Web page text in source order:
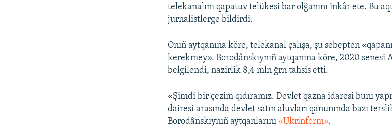
telekanalını qapatuv telükesi bar olğanını inkâr ete. Bu
jurnalistlerge bildirdi.
Onıñ aytqanına köre, telekanal çalışa, şu sebepten
kerekmey». Borodânskıynıñ aytqanına köre, 2020 senesi
belgilendi, nazirlik 8,4 mln ğrn tahsis etti.
«Şimdi bir çezim qıdıramız. Devlet qazna idaresi bunı
dairesi arasında devlet satın aluvları qanunında bazı
Borodânskıynıñ aytqanlarını «Ukrinform».